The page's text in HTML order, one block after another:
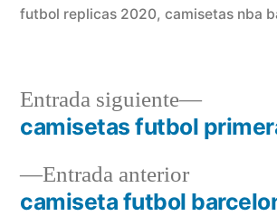
futbol replicas 2020, camisetas nba
Navegación
deEntrada anteriorEntrada
anterior:
camiseta futbol
Entrada siguiente
Entrada
camisetas futbol